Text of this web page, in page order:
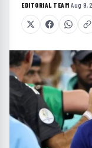
EDITORIAL TEAM·Aug 9,